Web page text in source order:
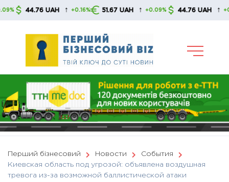
Skip
44.76 UAH ↑ +0.16% 51.67 UAH ↑ +0.09% 44.76 UAH ↑ +0.16%
Перший бізнесовий Новости
События
Киевская область под угрозой: объявлена ​​воздушная
тревога из-за возможной баллистической атаки